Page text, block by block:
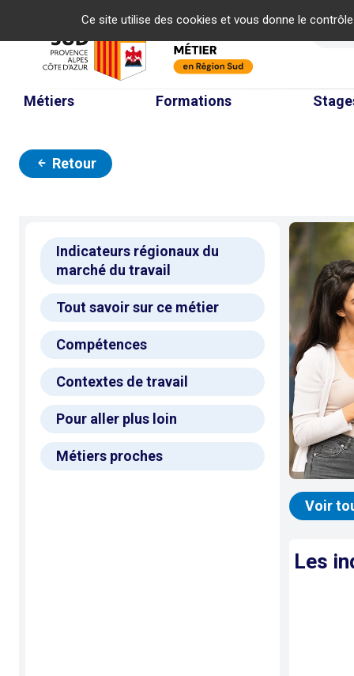
Ce site utilise des cookies et vous donne le
Métiers Formations
Retour
Indicateurs régionaux du
marché du travail
Tout savoir sur ce métier
Compétences
Contextes de travail
Pour aller plus loin
Métiers proches
Voir
Les